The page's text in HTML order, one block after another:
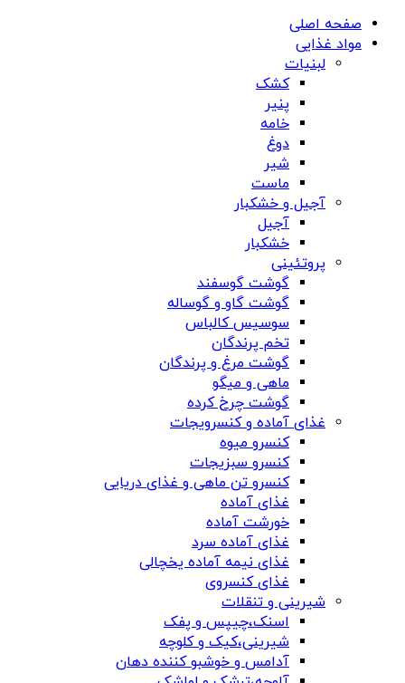
صفحه اصلی
مواد غذایی
لبنیات
کشک
پنیر
خامه
دوغ
شیر
ماست
آجیل و خشکبار
آجیل
خشکبار
پروتئینی
گوشت گوسفند
گوشت گاو و گوساله
سوسیس کالباس
تخم پرندگان
گوشت مرغ و پرندگان
ماهی و میگو
گوشت چرخ کرده
غذای آماده و کنسرویجات
کنسرو میوه
کنسرو سبزیجات
کنسرو تن ماهی و غذای دریایی
غذای آماده
خورشت آماده
غذای آماده سرد
غذای نیمه آماده یخچالی
غذای کنسروی
شیرینی و تنقلات
اسنک،چیپس و پفک
شیرینی،کیک و کلوچه
آدامس و خوشبو کننده دهان